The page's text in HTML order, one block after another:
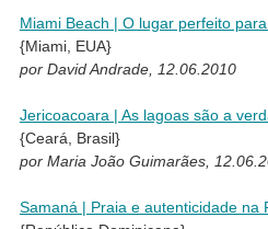
Miami Beach | O lugar perfeito
{Miami, EUA}
por David Andrade, 12.06.2010
Jericoacoara | As lagoas são a
{Ceará, Brasil}
por Maria João Guimarães,
Samaná | Praia e autenticidade na